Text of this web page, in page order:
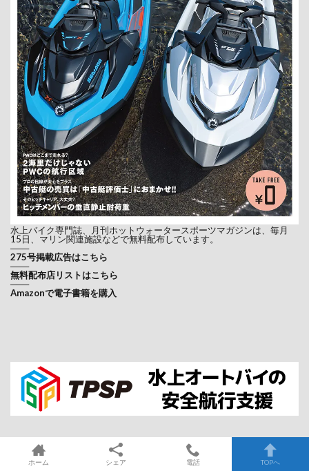
水上バイク専門誌、月刊ホットウォータースポーツマガジンは、毎月
15日、マリン関連施設などで無料配布しています。
───
275号掲載広告はこちら
───
無料配布店リストはこちら
───
Amazonで電子書籍を購入
ホーム シェア 電話 TOPへ